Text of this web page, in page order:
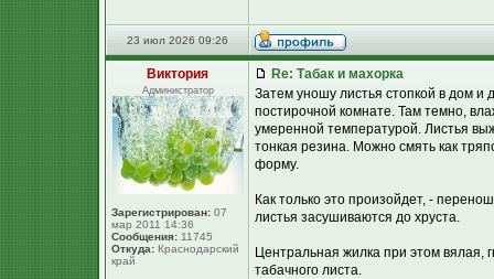
23 июл 2026 09:26
Виктория
Администратор
Зарегистрирован: 07
мар 2011 14:36
Сообщения: 11745
Откуда: Краснодарский
край
Re: Табак и махорка
Затем уношу листья стопкой в дом и
постирочной комнате. Там темно,
умеренной температурой. Листья
тонкая резина. Можно смять как
форму.
Как только это произойдет, -
листья засушиваются до хруста.
Центральная жилка при этом вялая,
табачного листа.